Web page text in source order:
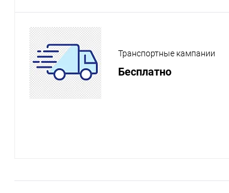
Транспортные кампании
Бесплатно